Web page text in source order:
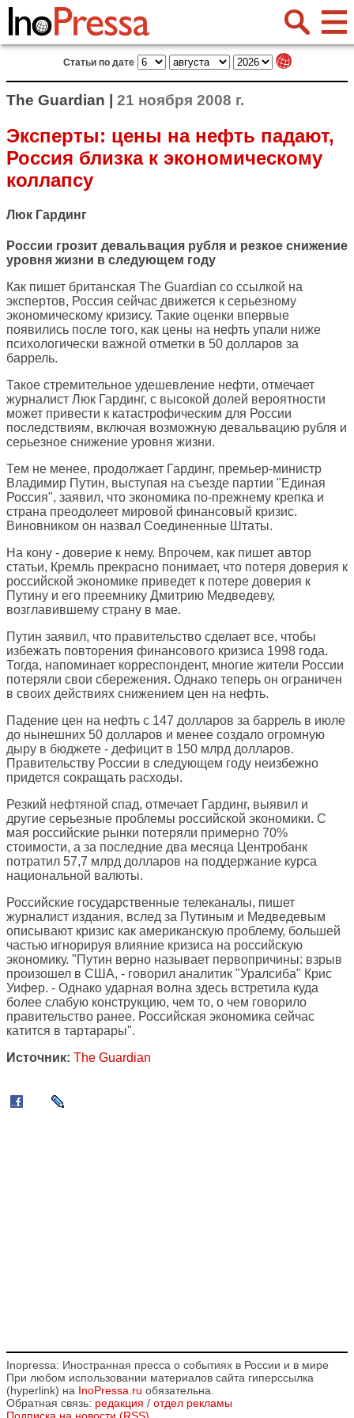
Статьи по дате
The Guardian | 21 ноября 2008 г.
Эксперты: цены на нефть падают,
Россия близка к экономическому
коллапсу
Люк Гардинг
России грозит девальвация рубля и резкое снижение
уровня жизни в следующем году
Как пишет британская The Guardian со ссылкой на
экспертов, Россия сейчас движется к серьезному
экономическому кризису. Такие оценки впервые
появились после того, как цены на нефть упали ниже
психологически важной отметки в 50 долларов за
баррель.
Такое стремительное удешевление нефти, отмечает
журналист Люк Гардинг, с высокой долей вероятности
может привести к катастрофическим для России
последствиям, включая возможную девальвацию рубля и
серьезное снижение уровня жизни.
Тем не менее, продолжает Гардинг, премьер-министр
Владимир Путин, выступая на съезде партии "Единая
Россия", заявил, что экономика по-прежнему крепка и
страна преодолеет мировой финансовый кризис.
Виновником он назвал Соединенные Штаты.
На кону - доверие к нему. Впрочем, как пишет автор
статьи, Кремль прекрасно понимает, что потеря доверия к
российской экономике приведет к потере доверия к
Путину и его преемнику Дмитрию Медведеву,
возглавившему страну в мае.
Путин заявил, что правительство сделает все, чтобы
избежать повторения финансового кризиса 1998 года.
Тогда, напоминает корреспондент, многие жители России
потеряли свои сбережения. Однако теперь он ограничен
в своих действиях снижением цен на нефть.
Падение цен на нефть с 147 долларов за баррель в июле
до нынешних 50 долларов и менее создало огромную
дыру в бюджете - дефицит в 150 млрд долларов.
Правительству России в следующем году неизбежно
придется сокращать расходы.
Резкий нефтяной спад, отмечает Гардинг, выявил и
другие серьезные проблемы российской экономики. С
мая российские рынки потеряли примерно 70%
стоимости, а за последние два месяца Центробанк
потратил 57,7 млрд долларов на поддержание курса
национальной валюты.
Российские государственные телеканалы, пишет
журналист издания, вслед за Путиным и Медведевым
описывают кризис как американскую проблему, большей
частью игнорируя влияние кризиса на российскую
экономику. "Путин верно называет первопричины: взрыв
произошел в США, - говорил аналитик "Уралсиба" Крис
Уифер. - Однако ударная волна здесь встретила куда
более слабую конструкцию, чем то, о чем говорило
правительство ранее. Российская экономика сейчас
катится в тартарары".
Источник: The Guardian
Inopressa: Иностранная пресса о событиях в России и в мире
При любом использовании материалов сайта гиперссылка
(hyperlink) на InoPressa.ru обязательна.
Обратная связь: редакция / отдел рекламы